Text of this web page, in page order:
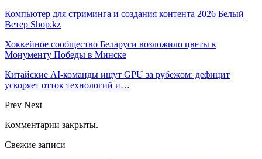
Компьютер для стриминга и создания контента 2026 Белый
Ветер Shop.kz
Хоккейное сообщество Беларуси возложило цветы к
Монументу Победы в Минске
Китайские AI-команды ищут GPU за рубежом: дефицит
ускоряет отток технологий и…
Prev Next
Комментарии закрыты.
Свежие записи